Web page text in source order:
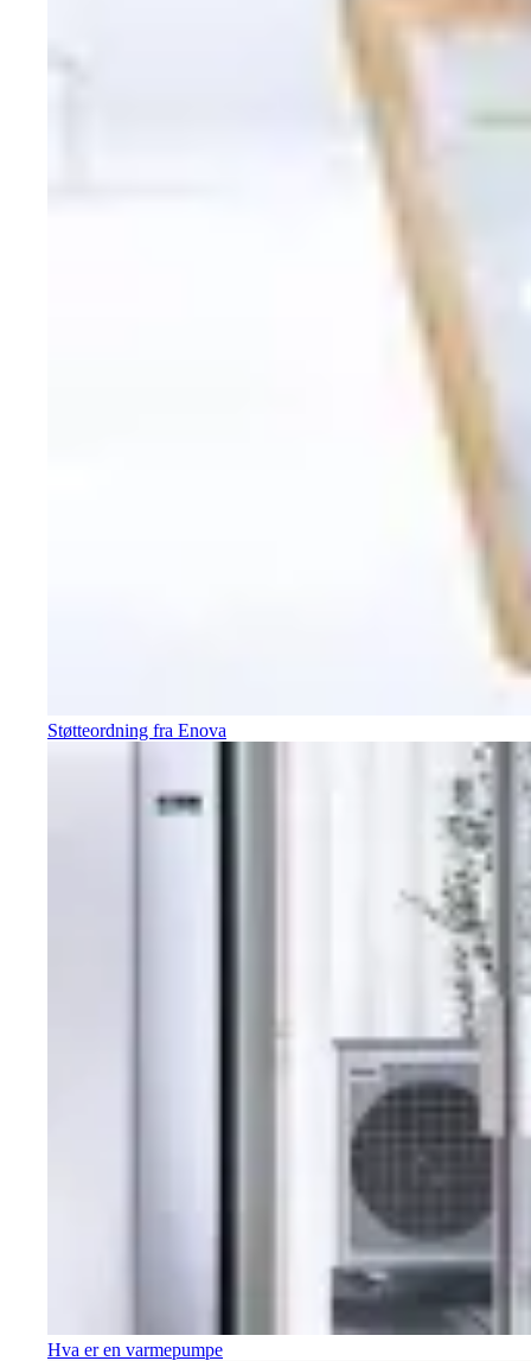
Støtteordning fra Enova
Hva er en varmepumpe